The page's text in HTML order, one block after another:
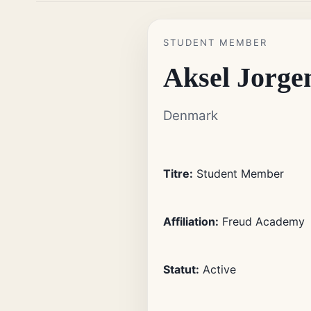
STUDENT MEMBER
Aksel
Denmark
Titre: Student Member
Affiliation: Freud Academy
Statut: Active